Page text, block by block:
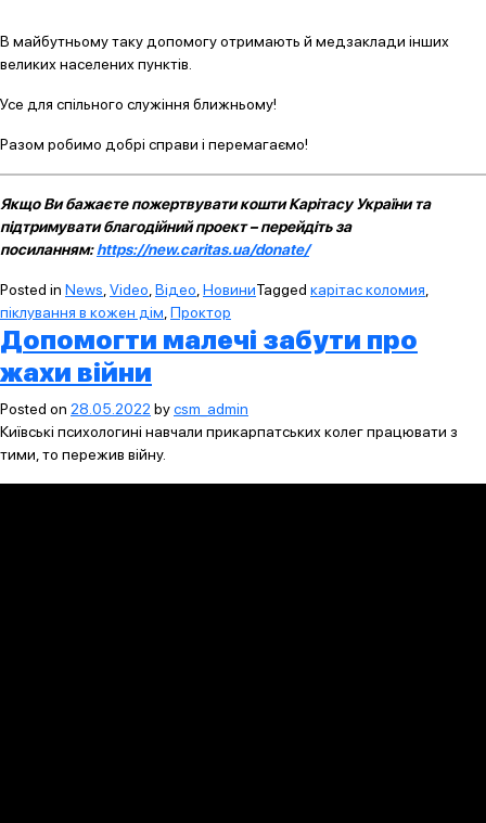
В майбутньому таку допомогу отримають й медзаклади інших
великих населених пунктів.
Усе для спільного служіння ближньому!
Разом робимо добрі справи і перемагаємо!
Якщо Ви бажаєте пожертвувати кошти Карітасу України та
підтримувати благодійний проект – перейдіть за
посиланням:https://new.caritas.ua/donate/
Posted in News Video Відео НовиниTagged карітас коломия
піклування в кожен дім Проктор
Допомогти малечі забути про
жахи війни
Posted on 28.05.2022 bycsm_admin
Київські психологині навчали прикарпатських колег працювати з
тими, то пережив війну.